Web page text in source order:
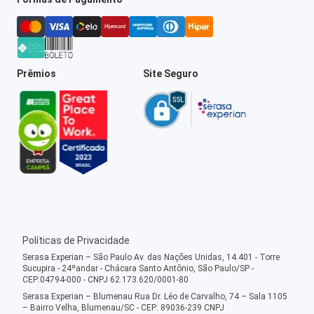
Prêmios Site Seguro
Políticas de Privacidade
Serasa Experian – São Paulo Av. das Nações Unidas, 14.401 - Torre
Sucupira - 24ºandar - Chácara Santo Antônio, São Paulo/SP -
CEP:04794-000 - CNPJ 62.173.620/0001-80
Serasa Experian – Blumenau Rua Dr. Léo de Carvalho, 74 – Sala 1105
– Bairro Velha, Blumenau/SC - CEP: 89036-239 CNPJ